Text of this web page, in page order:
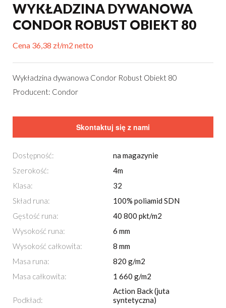
WYKŁADZINA DYWANOWA
CONDOR ROBUST OBIEKT 80
Cena 36,38 zł/m2 netto
Wykładzina dywanowa Condor Robust Obiekt 80
Producent: Condor
Skontaktuj się z nami
Dostępność:
na magazynie
Szerokość:
4m
Klasa:
32
Skład runa:
100% poliamid SDN
Gęstość runa:
40 800 pkt/m2
Wysokość runa:
6 mm
Wysokość całkowita:
8 mm
Masa runa:
820 g/m2
Masa całkowita:
1 660 g/m2
Podkład:
Action Back (juta
syntetyczna)